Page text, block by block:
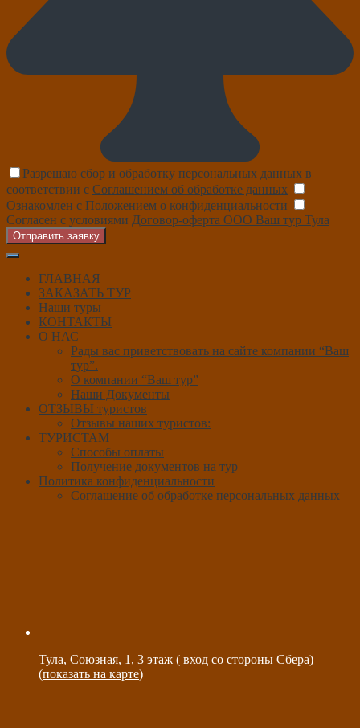
Разрешаю сбор и обработку персональных данных в
соответствии с Соглашением об обработке данных
Ознакомлен с Положением о конфиденциальности
Согласен с условиями Договор-оферта ООО Ваш тур Тула
Отправить заявку
ГЛАВНАЯ
ЗАКАЗАТЬ ТУР
Наши туры
КОНТАКТЫ
О НАС
Рады вас приветствовать на сайте компании “Ваш
тур”.
О компании “Ваш тур”
Наши Документы
ОТЗЫВЫ туристов
Отзывы наших туристов:
ТУРИСТАМ
Способы оплаты
Получение документов на тур
Политика конфиденциальности
Соглашение об обработке персональных данных
Тула, Союзная, 1, 3 этаж ( вход со стороны Сбера)
(показать на карте)